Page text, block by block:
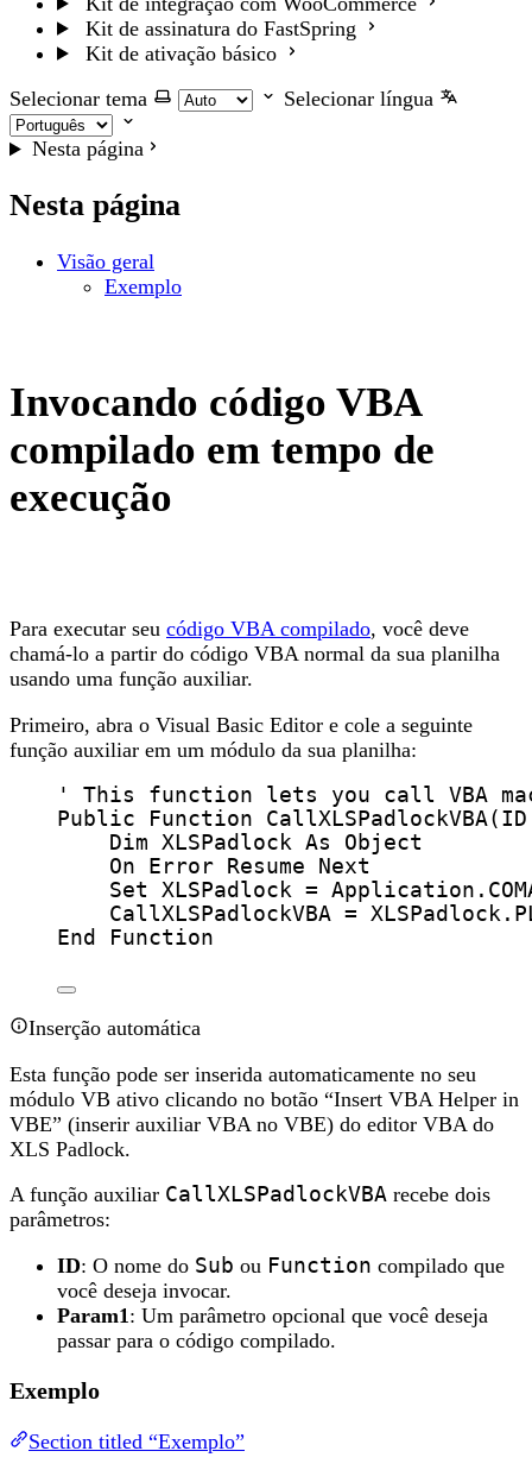
Kit de assinatura do FastSpring
Kit de ativação básico
Selecionar tema
Selecionar língua
Nesta página
Nesta página
Visão geral
Exemplo
Invocando código VBA
compilado em tempo de
execução
Para executar seu código VBA compilado, você deve
chamá-lo a partir do código VBA normal da sua planilha
usando uma função auxiliar.
Primeiro, abra o Visual Basic Editor e cole a seguinte
função auxiliar em um módulo da sua planilha:
' This function lets you call VBA
Public Function CallXLSPadlockVBA( ID
Dim XLSPadlock As
Object
On Error Resume Next
Set XLSPadlock = Application .
CallXLSPadlockVBA = XLSPadlock.
End Function
Inserção automática
Esta função pode ser inserida automaticamente no seu
módulo VB ativo clicando no botão “Insert VBA Helper in
VBE” (inserir auxiliar VBA no VBE) do editor VBA do
XLS Padlock.
A função auxiliar CallXLSPadlockVBA recebe dois
parâmetros:
ID: O nome do Sub ou Function compilado que
você deseja invocar.
Param1 : Um parâmetro opcional que você deseja
passar para o código compilado.
Exemplo
Section titled “Exemplo”